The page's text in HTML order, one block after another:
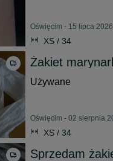
Oświęcim - 15 lipca 2026
XS / 34
Żakiet
Używane
Oświęcim - 02 sierpnia
XS / 34
Sprzedam